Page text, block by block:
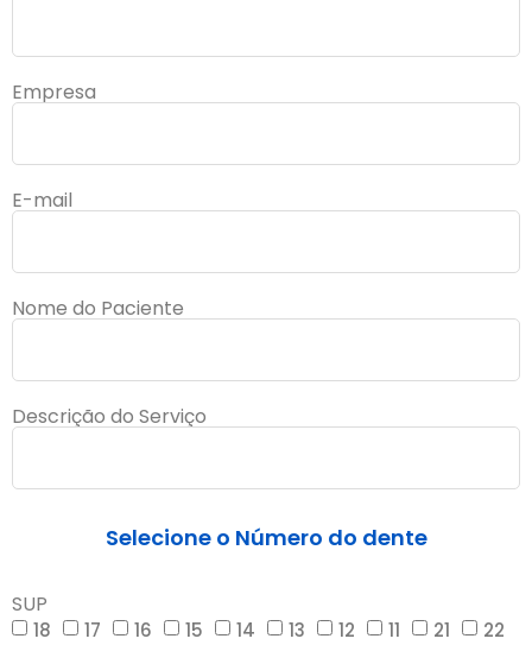
Empresa
E-mail
Nome do Paciente
Descrição do Serviço
Selecione o Número do dente
SUP
18 17 16 15 14 13 12 11 21
22